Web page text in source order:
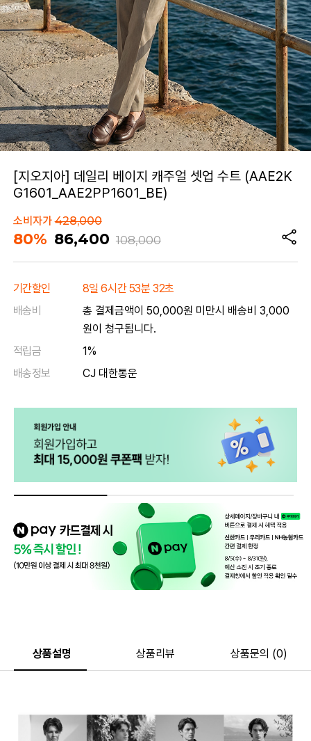
[지오지아] 데일리 베이지 캐주얼 셋업 수트 (AAE2K
G1601_AAE2PP1601_BE)
소비자가428,000
80% 86,400 108,000
기간할인
8일 6시간 53분 32초
배송비
총 결제금액이 50,000원 미만시 배송비 3,000
원이 청구됩니다.
적립금
1%
배송정보
CJ 대한통운
상품설명 상품리뷰 상품문의 (0)